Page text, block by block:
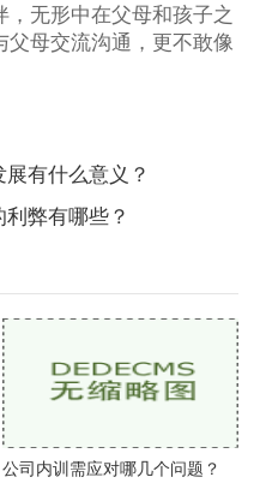
无形中在父母和孩子之
母交流沟通，更不敢像
有什么意义？
弊有哪些？
公司内训需应对哪几个问题？